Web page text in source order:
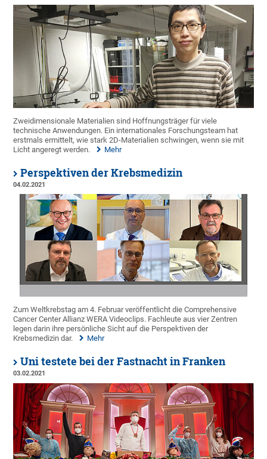
Zweidimensionale Materialien sind Hoffnungsträger für viele
technische Anwendungen. Ein internationales Forschungsteam hat
erstmals ermittelt, wie stark 2D-Materialien schwingen, wenn sie mit
Licht angeregt werden.
Mehr
Perspektiven der Krebsmedizin
04.02.2021
Zum Weltkrebstag am 4. Februar veröffentlicht die Comprehensive
Cancer Center Allianz WERA Videoclips. Fachleute aus vier Zentren
legen darin ihre persönliche Sicht auf die Perspektiven der
Krebsmedizin dar.
Mehr
Uni testete bei der Fastnacht in Franken
03.02.2021